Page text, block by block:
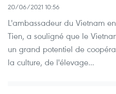
20/06/2021 10:56
L'ambassadeur du Vietnam
Tien, a souligné que le
un grand potentiel de
la culture, de l'élevage...